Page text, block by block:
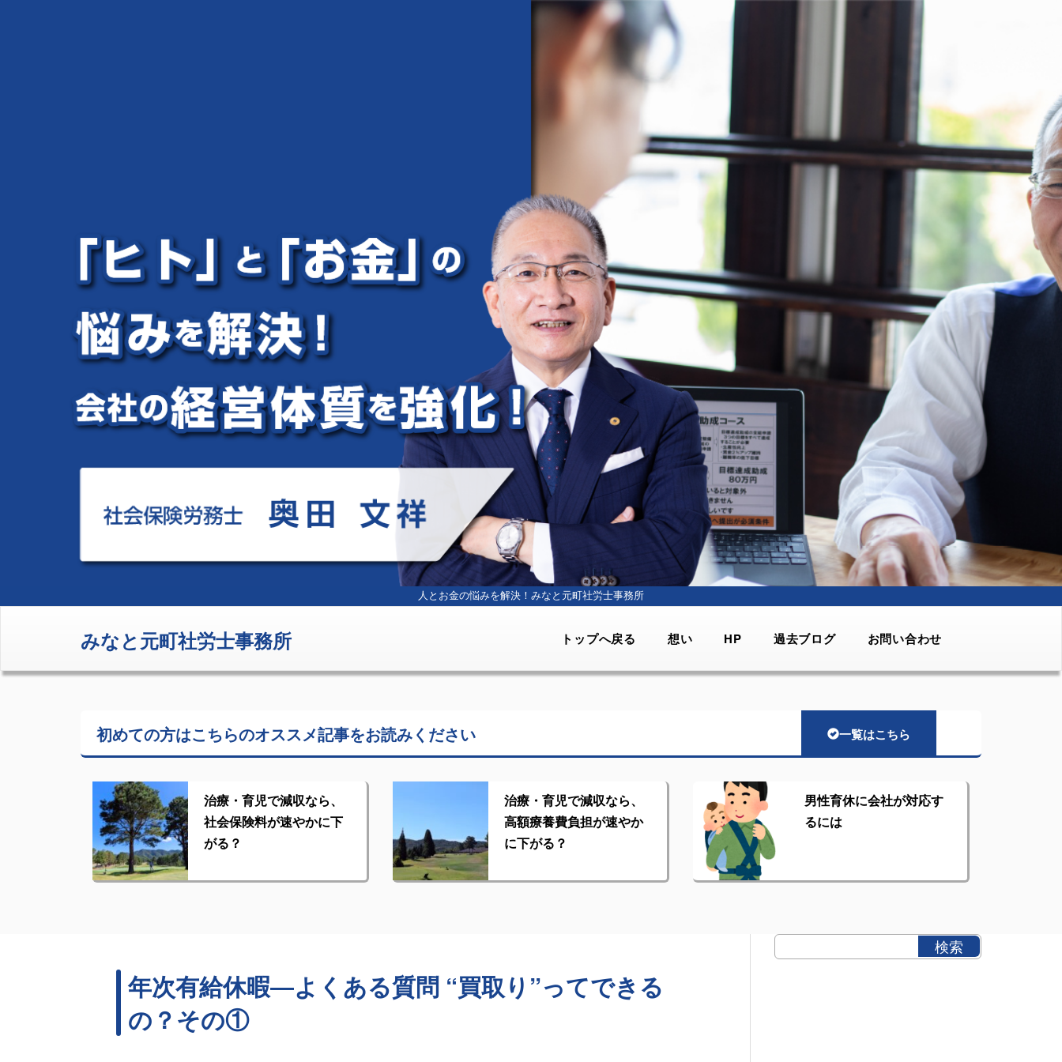
人とお金の悩みを解決！ みなと元町社労士事務所
みなと元町社労士事務所 トップへ戻る 想い HP 過去ブログ お問い合わせ
初めての方はこちらのオススメ記事をお読みください 一覧はこちら
治療・育児で減収なら、
社会保険料が速やかに下
がる？
治療・育児で減収なら、
高額療養費負担が速やか
に下がる？
男性育休に会社が対応す
るには
年次有給休暇―よくある質問 “買取り”ってできる
の？その①